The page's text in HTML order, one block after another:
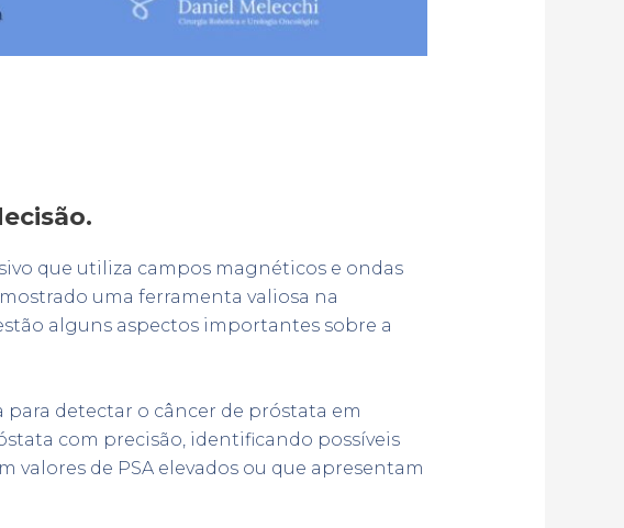
que utiliza campos magnéticos e ondas
uma ferramenta valiosa na
alguns aspectos importantes sobre a
detectar o câncer de próstata em
com precisão, identificando possíveis
valores de PSA elevados ou que apresentam